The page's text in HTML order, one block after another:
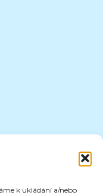
k ukládání a/nebo